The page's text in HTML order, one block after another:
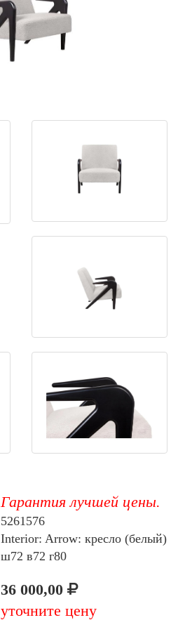
Гарантия лучшей цены.
5261576
Interior: Arrow: кресло (белый)
ш72 в72 г80
36 000,00
уточните цену